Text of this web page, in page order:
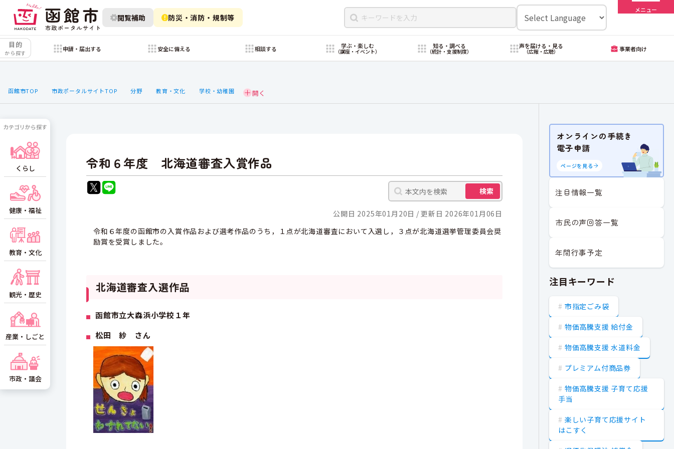
閲覧補助 防災・消防・規制等
メニュー
目的
から探す
申請・届出する 安全に備える 相談する 学ぶ・楽しむ
（講座・イベント）
知る・調べる
（統計・支援制度）
声を届ける・見る
（広報・広聴） 事業者向け
函館市TOP 市政ポータルサイトTOP 分野 教育・文化 学校・幼稚園
令和６年度 北海道審査入賞作品
検索
公開日 2025年01月20日
更新日 2026年01月06日
令和６年度の函館市の入賞作品および選考作品のうち，１点が北海道審査において入選し，３点が北海道選挙管理委員会奨
励賞を受賞しました。
北海道審査入選作品
函館市立大森浜小学校１年
松田 紗 さん
カテゴリから探す
くらし
健康・福祉
教育・文化
観光・歴史
産業・しごと
市政・議会
オンラインの手続き
電子申請
ページを見る
注目情報一覧
市民の声回答一覧
年間行事予定
注目キーワード
市指定ごみ袋
物価高騰支援 給付金
物価高騰支援 水道料金
プレミアム付商品券
物価高騰支援 子育て応援
手当
楽しい子育て応援サイト
はこすく